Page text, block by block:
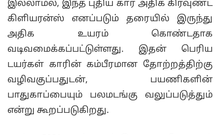
இல்லாமல், இந்த புதிய கார் அதிக கிரவுண்ட்
கிளியரன்ஸ் எனப்படும் தரையில் இருந்து
அதிக உயரம் கொண்டதாக
வடிவமைக்கப்பட்டுள்ளது. இதன் பெரிய
டயர்கள் காரின் கம்பீரமான தோற்றத்திற்கு
வழிவகுப்பதுடன், பயணிகளின்
பாதுகாப்பையும் பலமடங்கு வலுப்படுத்தும்
என்று கூறப்படுகிறது.